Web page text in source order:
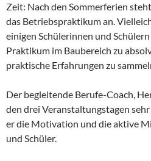
Zeit: Nach den Sommerferien
das Betriebspraktikum an.
einigen Schülerinnen und
Praktikum im Baubereich zu
praktische Erfahrungen zu
Der begleitende Berufe-Coach,
den drei Veranstaltungstagen
er die Motivation und die aktive
und Schüler.